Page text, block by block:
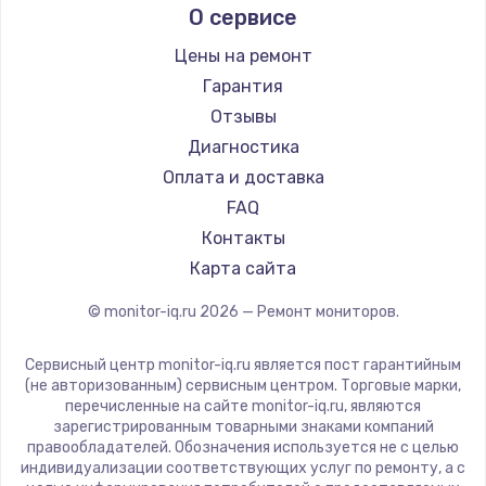
Thunderobot
Hisense
АОС
Ardor
Machenike
iru
Titan Army
iFFALCON
Dahua
О сервисе
Цены на ремонт
Гарантия
Отзывы
Диагностика
Оплата и доставка
FAQ
Контакты
Карта сайта
© monitor-iq.ru 2026 — Ремонт мониторов.
Сервисный центр monitor-iq.ru является пост гарантийным
(не авторизованным) сервисным центром. Торговые марки,
перечисленные на сайте monitor-iq.ru, являются
зарегистрированным товарными знаками компаний
правообладателей. Обозначения используется не с целью
индивидуализации соответствующих услуг по ремонту, а с